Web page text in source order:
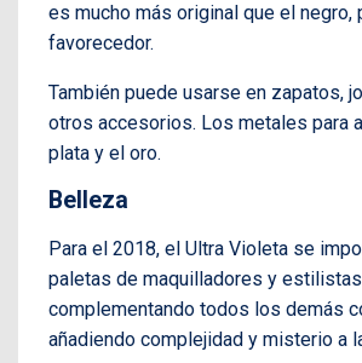
es mucho más original que el negro,
favorecedor.
También puede usarse en zapatos,
otros accesorios. Los metales para
plata y el oro.
Belleza
Para el 2018, el Ultra Violeta se
paletas de maquilladores y
complementando todos los demás
añadiendo complejidad y misterio a